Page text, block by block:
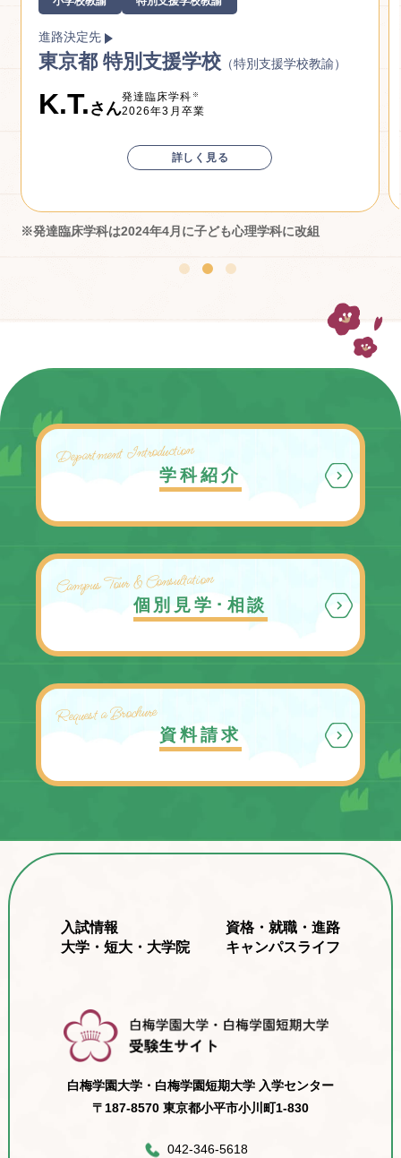
保育士 小学校教諭 幼稚園教諭
進路決定先
東京都 公立小学校
K.Y.
子ども学科
詳しく見る
※発達臨床学科は2024年4月に子ども心理学科に改組
Department Introduction
学科紹介
Campus Tour & Consultation
個別見学･相談
Request a Brochure
資料請求
入試情報
キャンパスライフ
大学・短大・大学院
資格・就職・進路
白梅学園大学・白梅学園短期大学 入学センター
〒187-8570 東京都小平市小川町1-830
042-346-5618